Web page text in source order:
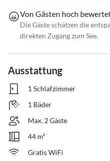
Von Gästen hoch
Die Gäste schätzen die
direkten Zugang zum See.
Ausstattung
1 Schlafzimmer
1 Bäder
Max. 2 Gäste
44 m²
Gratis WiFi